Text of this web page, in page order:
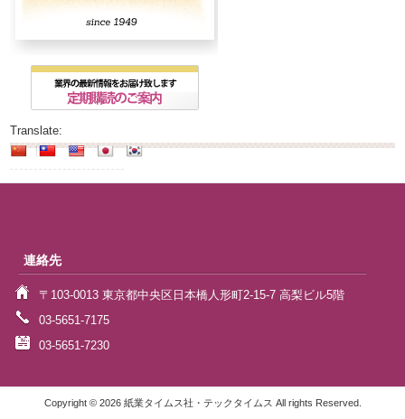
Translate:
連絡先
〒103-0013 東京都中央区日本橋人形町2-15-7 高梨ビル5階
03-5651-7175
03-5651-7230
Copyright © 2026 紙業タイムス社・テックタイムス All rights Reserved.